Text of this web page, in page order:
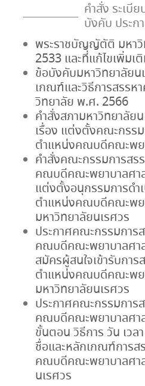
คำสั่ง ระเบี
บังคับ ประก
พระราชบัญญัตัติ มหาวิ
2533 และที่แก้ไขเพิ่มเ
ข้อบังคับมหาวิทยาลัยน
เกณฑ์และวิธีการสรร
วิทยาลัย พ.ศ. 2566
คำสั่งสภามหาวิทยาลัย
เรื่อง แต่งตั้งคณะกรร
ตำแหน่งคณบดีคณะพย
คำสั่งคณะกรรมการสร
คณบดีคณะพยาบาลศา
แต่งตั้งอนุกรรมการดำ
ตำแหน่งคณบดีคณะพย
มหาวิทยาลัยนเรศวร
ประกาศคณะกรรมการ
คณบดีคณะพยาบาลศา
สมัครผู้สนใจเข้ารับกา
ตำแหน่งคณบดีคณะพย
มหาวิทยาลัยนเรศวร
ประกาศคณะกรรมการ
คณบดีคณะพยาบาลศา
ขั้นตอน วิธีการ วัน เวล
ชื่อและหลักเกณฑ์การส
คณบดีคณะพยาบาลศา
นเรศวร